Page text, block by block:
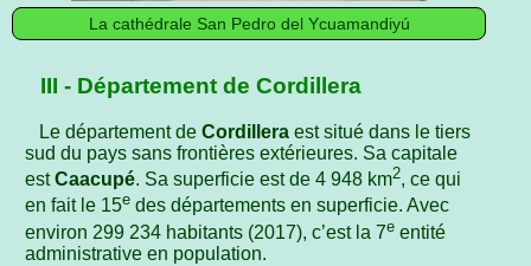
La cathédrale San Pedro del Ycuamandiyú
III - Département de Cordillera
Le département de Cordilleraest situé dans le tiers
sud du pays sans frontières extérieures. Sa capitale
estCaacupé. Sa superficie est de 4 948 km2, ce qui
en fait le 15e des départements en superficie. Avec
environ 299 234 habitants (2017), c’est la 7e entité
administrative en population.